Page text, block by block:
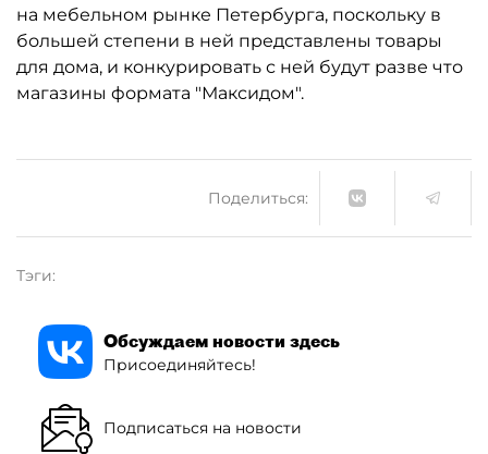
на мебельном рынке Петербурга, поскольку в
большей степени в ней представлены товары
для дома, и конкурировать с ней будут разве что
магазины формата "Максидом".
Поделиться:
Тэги:
Обсуждаем новости здесь
Присоединяйтесь!
Подписаться на новости